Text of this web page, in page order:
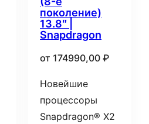
поколение)
13.8″ |
Snapdragon
от 174990,00 ₽
Новейшие
процессоры
Snapdragon® X2